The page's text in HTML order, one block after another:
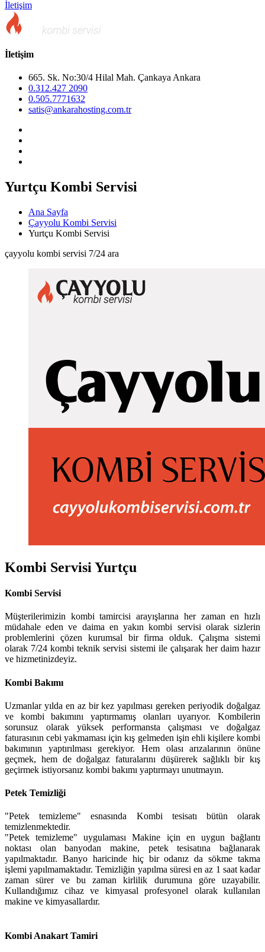
İletişim
İletişim
665. Sk. No:30/4 Hilal Mah. Çankaya Ankara
0.312.427 2090
0.505.7771632
satis@ankarahosting.com.tr
Yurtçu Kombi Servisi
Ana Sayfa
Çayyolu Kombi Servisi
Yurtçu Kombi Servisi
çayyolu kombi servisi 7/24 ara
Kombi Servisi Yurtçu
Kombi Servisi
Müşterilerimizin kombi tamircisi arayışlarına her zaman en hızlı
müdahale eden ve daima en yakın kombi servisi olarak sizlerin
problemlerini çözen kurumsal bir firma olduk. Çalışma sistemi
olarak 7/24 kombi teknik servisi sistemi ile çalışarak her daim hazır
ve hizmetinizdeyiz.
Kombi Bakımı
Uzmanlar yılda en az bir kez yapılması gereken periyodik doğalgaz
ve kombi bakımını yaptırmamış olanları uyarıyor. Kombilerin
sorunsuz olarak yüksek performansta çalışması ve doğalgaz
faturasının cebi yakmaması için kış gelmeden işin ehli kişilere kombi
bakımının yaptırılması gerekiyor. Hem olası arızalarının önüne
geçmek, hem de doğalgaz faturalarını düşürerek sağlıklı bir kış
geçirmek istiyorsanız kombi bakımı yaptırmayı unutmayın.
Petek Temizliği
"Petek temizleme" esnasında Kombi tesisatı bütün olarak
temizlenmektedir.
"Petek temizleme" uygulaması Makine için en uygun bağlantı
noktası olan banyodan makine, petek tesisatına bağlanarak
yapılmaktadır. Banyo haricinde hiç bir odanız da sökme takma
işlemi yapılmamaktadır. Temizliğin yapılma süresi en az 1 saat kadar
zaman sürer ve bu zaman kirlilik durumuna göre uzayabilir.
Kullandığımız cihaz ve kimyasal profesyonel olarak kullanılan
makine ve kimyasallardır.
Kombi Anakart Tamiri